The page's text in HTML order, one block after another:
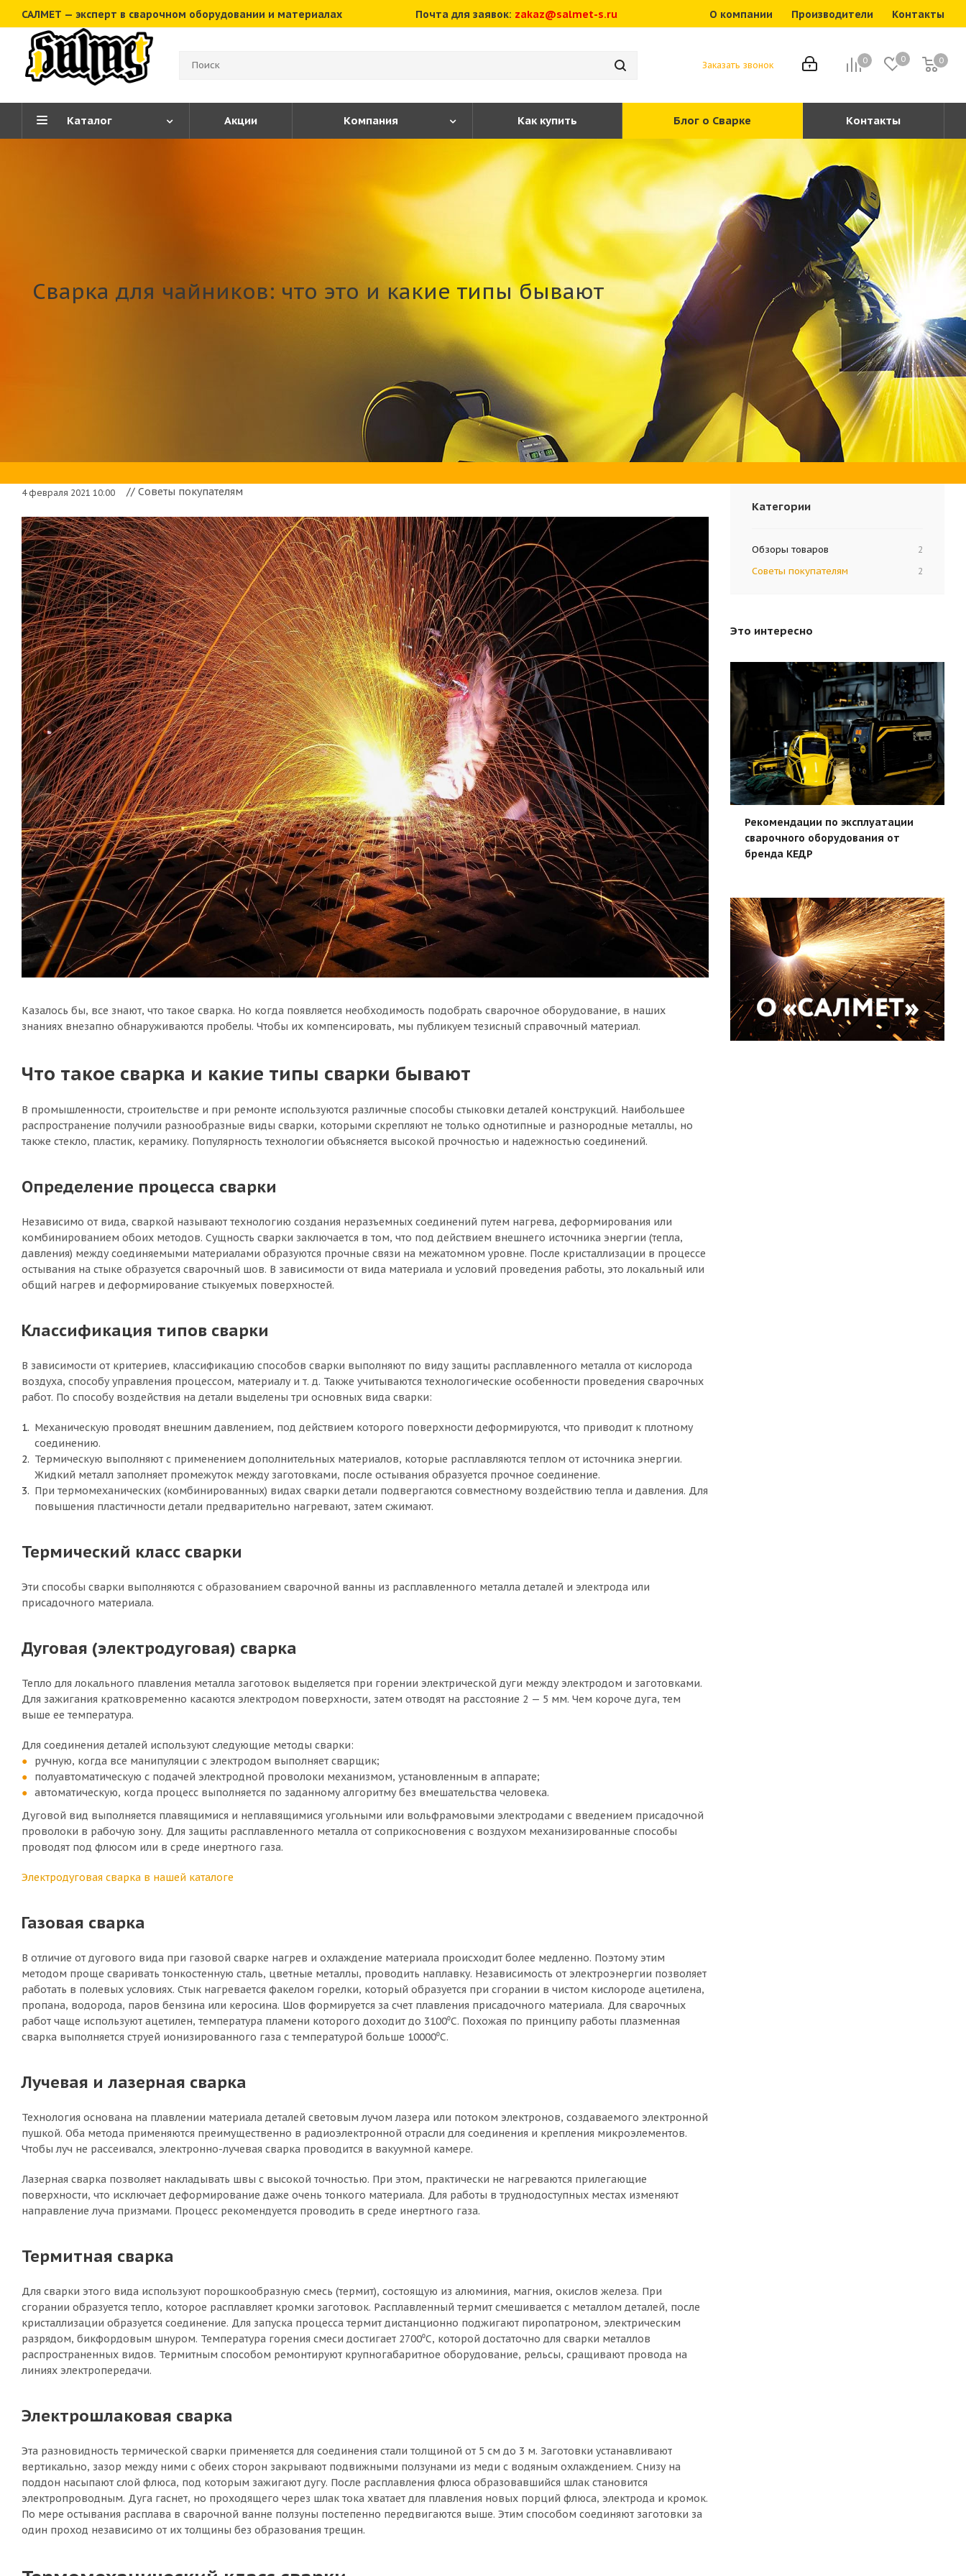
САЛМЕТ — эксперт в сварочном оборудовании и материалах Почта для заявок: zakaz@salmet-s.ru О компании Производители Контакты
0 0 0
0
Заказать звонок
Каталог Акции Компания Как купить Блог о Сварке Контакты
Сварка для чайников: что это и какие типы бывают
4 февраля 2021 10:00 // Советы покупателям
Казалось бы, все знают, что такое сварка. Но когда появляется необходимость подобрать сварочное оборудование, в наших
знаниях внезапно обнаруживаются пробелы. Чтобы их компенсировать, мы публикуем тезисный справочный материал.
Что такое сварка и какие типы сварки бывают
В промышленности, строительстве и при ремонте используются различные способы стыковки деталей конструкций. Наибольшее
распространение получили разнообразные виды сварки, которыми скрепляют не только однотипные и разнородные металлы, но
также стекло, пластик, керамику. Популярность технологии объясняется высокой прочностью и надежностью соединений.
Определение процесса сварки
Независимо от вида, сваркой называют технологию создания неразъемных соединений путем нагрева, деформирования или
комбинированием обоих методов. Сущность сварки заключается в том, что под действием внешнего источника энергии (тепла,
давления) между соединяемыми материалами образуются прочные связи на межатомном уровне. После кристаллизации в процессе
остывания на стыке образуется сварочный шов. В зависимости от вида материала и условий проведения работы, это локальный или
общий нагрев и деформирование стыкуемых поверхностей.
Классификация типов сварки
В зависимости от критериев, классификацию способов сварки выполняют по виду защиты расплавленного металла от кислорода
воздуха, способу управления процессом, материалу и т. д. Также учитываются технологические особенности проведения сварочных
работ. По способу воздействия на детали выделены три основных вида сварки:
Механическую проводят внешним давлением, под действием которого поверхности деформируются, что приводит к плотному
соединению.
Термическую выполняют с применением дополнительных материалов, которые расплавляются теплом от источника энергии.
Жидкий металл заполняет промежуток между заготовками, после остывания образуется прочное соединение.
При термомеханических (комбинированных) видах сварки детали подвергаются совместному воздействию тепла и давления. Для
повышения пластичности детали предварительно нагревают, затем сжимают.
Термический класс сварки
Эти способы сварки выполняются с образованием сварочной ванны из расплавленного металла деталей и электрода или
присадочного материала.
Дуговая (электродуговая) сварка
Тепло для локального плавления металла заготовок выделяется при горении электрической дуги между электродом и заготовками.
Для зажигания кратковременно касаются электродом поверхности, затем отводят на расстояние 2 — 5 мм. Чем короче дуга, тем
выше ее температура.
Для соединения деталей используют следующие методы сварки:
ручную, когда все манипуляции с электродом выполняет сварщик;
полуавтоматическую с подачей электродной проволоки механизмом, установленным в аппарате;
автоматическую, когда процесс выполняется по заданному алгоритму без вмешательства человека.
Дуговой вид выполняется плавящимися и неплавящимися угольными или вольфрамовыми электродами с введением присадочной
проволоки в рабочую зону. Для защиты расплавленного металла от соприкосновения с воздухом механизированные способы
проводят под флюсом или в среде инертного газа.
Электродуговая сварка в нашей каталоге
Газовая сварка
В отличие от дугового вида при газовой сварке нагрев и охлаждение материала происходит более медленно. Поэтому этим
методом проще сваривать тонкостенную сталь, цветные металлы, проводить наплавку. Независимость от электроэнергии позволяет
работать в полевых условиях. Стык нагревается факелом горелки, который образуется при сгорании в чистом кислороде ацетилена,
пропана, водорода, паров бензина или керосина. Шов формируется за счет плавления присадочного материала. Для сварочных
работ чаще используют ацетилен, температура пламени которого доходит до 3100⁰C. Похожая по принципу работы плазменная
сварка выполняется струей ионизированного газа с температурой больше 10000⁰C.
Лучевая и лазерная сварка
Технология основана на плавлении материала деталей световым лучом лазера или потоком электронов, создаваемого электронной
пушкой. Оба метода применяются преимущественно в радиоэлектронной отрасли для соединения и крепления микроэлементов.
Чтобы луч не рассеивался, электронно-лучевая сварка проводится в вакуумной камере.
Лазерная сварка позволяет накладывать швы с высокой точностью. При этом, практически не нагреваются прилегающие
поверхности, что исключает деформирование даже очень тонкого материала. Для работы в труднодоступных местах изменяют
направление луча призмами. Процесс рекомендуется проводить в среде инертного газа.
Термитная сварка
Для сварки этого вида используют порошкообразную смесь (термит), состоящую из алюминия, магния, окислов железа. При
сгорании образуется тепло, которое расплавляет кромки заготовок. Расплавленный термит смешивается с металлом деталей, после
кристаллизации образуется соединение. Для запуска процесса термит дистанционно поджигают пиропатроном, электрическим
разрядом, бикфордовым шнуром. Температура горения смеси достигает 2700⁰C, которой достаточно для сварки металлов
распространенных видов. Термитным способом ремонтируют крупногабаритное оборудование, рельсы, сращивают провода на
линиях электропередачи.
Электрошлаковая сварка
Эта разновидность термической сварки применяется для соединения стали толщиной от 5 см до 3 м. Заготовки устанавливают
вертикально, зазор между ними с обеих сторон закрывают подвижными ползунами из меди с водяным охлаждением. Снизу на
поддон насыпают слой флюса, под которым зажигают дугу. После расплавления флюса образовавшийся шлак становится
электропроводным. Дуга гаснет, но проходящего через шлак тока хватает для плавления новых порций флюса, электрода и кромок.
По мере остывания расплава в сварочной ванне ползуны постепенно передвигаются выше. Этим способом соединяют заготовки за
один проход независимо от их толщины без образования трещин.
Категории
Обзоры товаров 2
Советы покупателям 2
Это интересно
Рекомендации по эксплуатации
сварочного оборудования от
бренда КЕДР